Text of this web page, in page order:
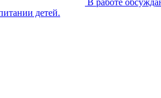
детей.